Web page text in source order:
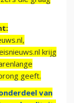
krijg
geeft.
van